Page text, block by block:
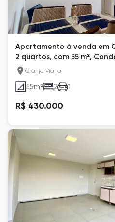
Apartamento à venda em
2 quartos, com 55 m²,
Granja Viana
55m² 2 1
R$ 430.000